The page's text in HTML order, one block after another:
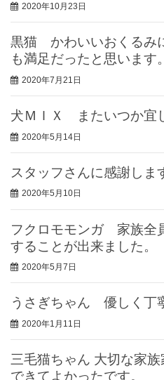
2020年10月23日
黒猫 かわいいおくるみ
も満足だったと思います。
2020年7月21日
犬ＭＩＸ またいつか宜
2020年5月14日
スタッフさんに感謝しま
2020年5月10日
フクロモモンガ 家族全
することが出来ました。
2020年5月7日
うさぎちゃん 優しく丁
2020年1月11日
三毛猫ちゃん 大切な家
できてよかったです。